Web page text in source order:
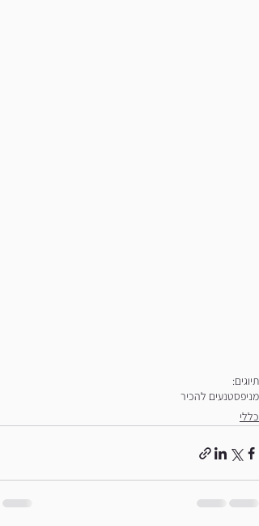
תיוגים:
מניפסטנעים להכיר
כללי